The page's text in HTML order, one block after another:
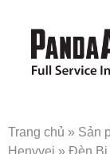
Trang chủ » Sản
Henvvei » Đèn Bi